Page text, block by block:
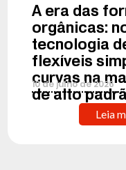
A era das
orgânicas:
tecnologia
flexíveis
curvas na
de alto
10de julho de2026
Leia